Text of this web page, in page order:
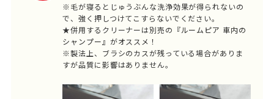
※毛が寝るとじゅうぶんな洗浄効果が得られないの
で、強く押しつけてこすらないでください。
★併用するクリーナーは別売の 『ルームピア 車内の
シャンプー』 がオススメ！
※製法上、ブラシのカスが残っている場合がありま
すが品質に影響はありません。